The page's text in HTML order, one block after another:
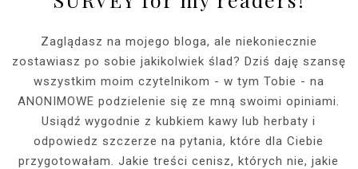
Zaglądasz na mojego bloga, ale niekoniecznie
zostawiasz po sobie jakikolwiek ślad? Dziś daję szansę
wszystkim moim czytelnikom - w tym Tobie - na
ANONIMOWE podzielenie się ze mną swoimi opiniami.
Usiądź wygodnie z kubkiem kawy lub herbaty i
odpowiedz szczerze na pytania, które dla Ciebie
przygotowałam. Jakie treści cenisz, których nie, jakie